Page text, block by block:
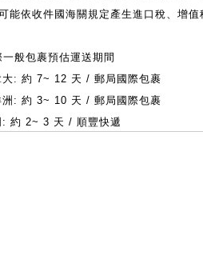
能依收件國海關規定產生進口稅、增
般包裹預估運送期間
: 約 7~ 12 天 / 郵局國際包裹
: 約 3~ 10 天 / 郵局國際包裹
: 約 2~ 3 天 / 順豐快遞